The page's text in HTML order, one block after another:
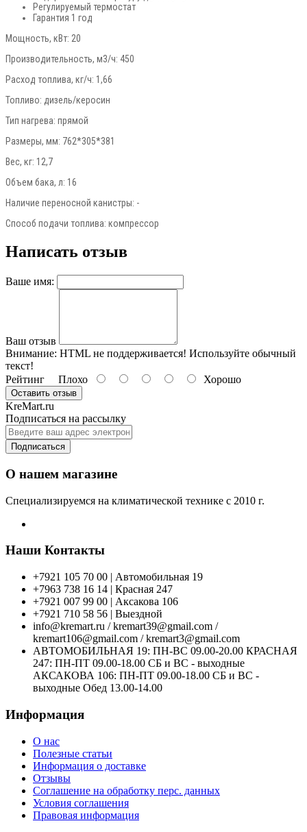
Регулируемый термостат
Гарантия 1 год
Мощность, кВт: 20
Производительность, м3/ч: 450
Расход топлива, кг/ч: 1,66
Топливо: дизель/керосин
Тип нагрева: прямой
Размеры, мм: 762*305*381
Вес, кг: 12,7
Объем бака, л: 16
Наличие переносной канистры: -
Способ подачи топлива: компрессор
Написать отзыв
Ваше имя:
Ваш отзыв
Внимание: HTML не поддерживается! Используйте обычный
текст!
Рейтинг Плохо Хорошо
Оставить отзыв
KreMart.ru
Подписаться на рассылку
Подписаться
О нашем магазине
Специализируемся на климатической технике с 2010 г.
Наши Контакты
+7921 105 70 00 | Автомобильная 19
+7963 738 16 14 | Красная 247
+7921 007 99 00 | Аксакова 106
+7921 710 58 56 | Выездной
info@kremart.ru / kremart39@gmail.com /
kremart106@gmail.com / kremart3@gmail.com
АВТОМОБИЛЬНАЯ 19: ПН-ВС 09.00-20.00 КРАСНАЯ
247: ПН-ПТ 09.00-18.00 СБ и ВС - выходные
АКСАКОВА 106: ПН-ПТ 09.00-18.00 СБ и ВС -
выходные Обед 13.00-14.00
Информация
О нас
Полезные статьи
Информация о доставке
Отзывы
Соглашение на обработку перс. данных
Условия соглашения
Правовая информация